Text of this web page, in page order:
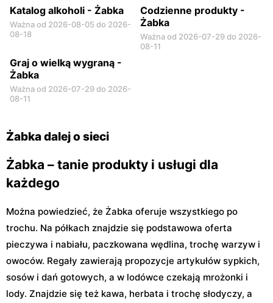
Katalog alkoholi - Żabka
Ważna od 2026-08-05 do 2026-
08-18
Codzienne produkty -
Żabka
Ważna od 2026-07-29 do 2026-
08-11
Graj o wielką wygraną -
Żabka
Ważna od 2026-07-29 do 2026-
08-11
Żabka dalej o sieci
Żabka – tanie produkty i usługi dla
każdego
Można powiedzieć, że Żabka oferuje wszystkiego po
trochu. Na półkach znajdzie się podstawowa oferta
pieczywa i nabiału, paczkowana wędlina, trochę warzyw i
owoców. Regały zawierają propozycje artykułów sypkich,
sosów i dań gotowych, a w lodówce czekają mrożonki i
lody. Znajdzie się też kawa, herbata i trochę słodyczy, a